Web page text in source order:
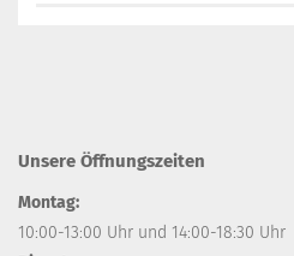
Unsere Öffnungszeiten
Montag:
10:00-13:00 Uhr und 14:00-18:30 Uhr